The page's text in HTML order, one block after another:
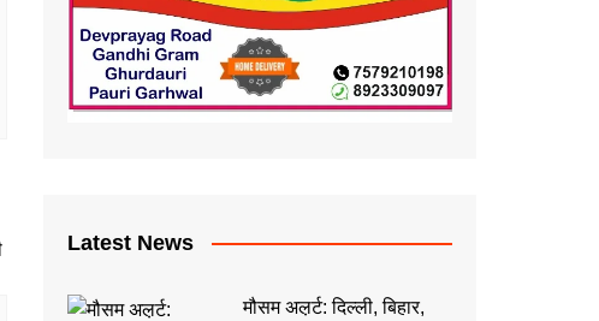
Latest News
मौसम अल़र्ट: दिल्ली, बिहार,